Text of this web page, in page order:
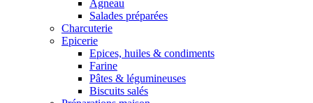
Agneau
Salades préparées
Charcuterie
Epicerie
Epices, huiles & condiments
Farine
Pâtes & légumineuses
Biscuits salés